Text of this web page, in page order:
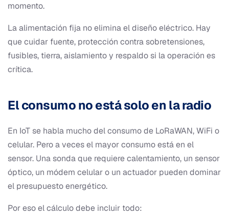
momento.
La alimentación fija no elimina el diseño eléctrico. Hay
que cuidar fuente, protección contra sobretensiones,
fusibles, tierra, aislamiento y respaldo si la operación es
crítica.
El consumo no está solo en la radio
En IoT se habla mucho del consumo de LoRaWAN, WiFi o
celular. Pero a veces el mayor consumo está en el
sensor. Una sonda que requiere calentamiento, un sensor
óptico, un módem celular o un actuador pueden dominar
el presupuesto energético.
Por eso el cálculo debe incluir todo: